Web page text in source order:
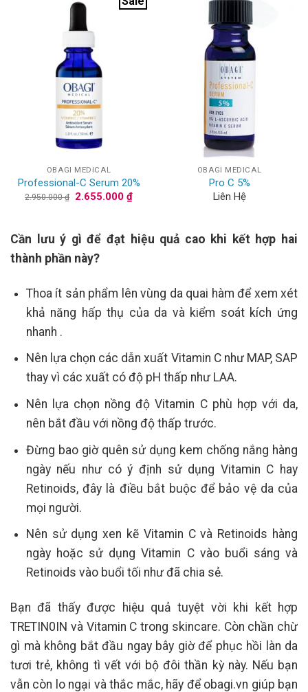
1.505.000 ₫
OBAGI MEDICAL
Professional-C Serum 20%
2.950.000₫ Giá
2.655.000 ₫Giá
hiện
2.655.000 ₫.
OBAGI MEDICAL
Pro C 5%
Liên Hệ
Cần lưu ý gì để đạt hiệu quả cao khi kết hợp hai
thành phần này?
Thoa ít sản phẩm lên vùng da quai hàm để xem xét
khả năng hấp thụ của da và kiểm soát kích ứng
nhanh .
Nên lựa chọn các dẫn xuất Vitamin C như MAP, SAP
thay vì các xuất có độ pH thấp như LAA.
Nên lựa chọn nồng độ Vitamin C phù hợp với da,
nên bắt đầu với nồng độ thấp trước.
Đừng bao giờ quên sử dụng kem chống nắng hàng
ngày nếu như có ý định sử dụng Vitamin C hay
Retinoids, đây là điều bắt buộc để bảo vệ da của
mọi người.
Nên sử dụng xen kẽ Vitamin C và Retinoids hàng
ngày hoặc sử dụng Vitamin C vào buổi sáng và
Retinoids vào buổi tối như đã chia sẻ.
Bạn đã thấy được hiệu quả tuyệt vời khi kết hợp
TRETIN0IN và Vitamin C trong skincare. Còn chần chừ
gì mà không bắt đầu ngay bây giờ để phục hồi làn da
tươi trẻ, không tì vết với bộ đôi thần kỳ này. Nếu bạn
vẫn còn lo ngại và thắc mắc, hãy để obagi.vn giúp bạn